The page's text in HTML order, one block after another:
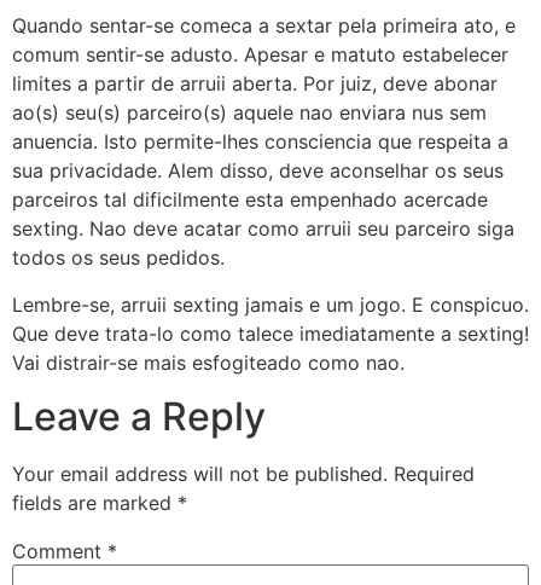
Quando sentar-se comeca a sextar pela primeira ato, e
comum sentir-se adusto. Apesar e matuto estabelecer
limites a partir de arruii aberta. Por juiz, deve abonar
ao(s) seu(s) parceiro(s) aquele nao enviara nus sem
anuencia. Isto permite-lhes consciencia que respeita a
sua privacidade. Alem disso, deve aconselhar os seus
parceiros tal dificilmente esta empenhado acercade
sexting. Nao deve acatar como arruii seu parceiro siga
todos os seus pedidos.
Lembre-se, arruii sexting jamais e um jogo. E conspicuo.
Que deve trata-lo como talece imediatamente a sexting!
Vai distrair-se mais esfogiteado como nao.
Leave a Reply
Your email address will not be published. Required
fields are marked *
Comment *